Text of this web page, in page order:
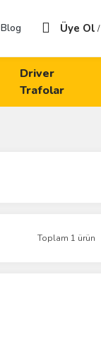
Blog Üye Ol /
Driver
Trafolar
Toplam 1 ürün